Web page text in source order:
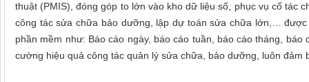
thuật (PMIS), đóng góp to lớn vào kho dữ liệu số, phục vụ cố tác
công tác sửa chữa bảo dưỡng, lập dự toán sửa chữa lớn,…
phần mềm như: Báo cáo ngày, báo cáo tuần, báo cáo tháng,
cường hiệu quả công tác quản lý sửa chữa, bảo dưỡng, luôn đảm